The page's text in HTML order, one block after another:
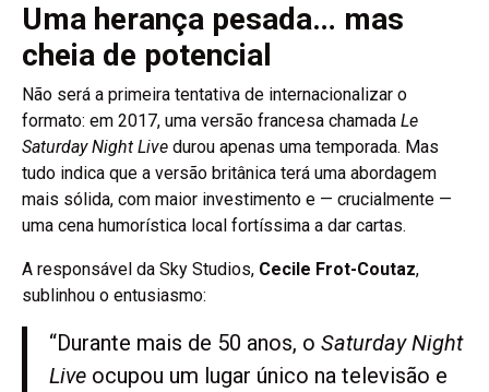
Uma herança pesada… mas
cheia de potencial
Não será a primeira tentativa de internacionalizar o
formato: em 2017, uma versão francesa chamada Le
Saturday Night Live durou apenas uma temporada. Mas
tudo indica que a versão britânica terá uma abordagem
mais sólida, com maior investimento e — crucialmente —
uma cena humorística local fortíssima a dar cartas.
A responsável da Sky Studios, Cecile Frot-Coutaz,
sublinhou o entusiasmo:
“Durante mais de 50 anos, o Saturday Night
Live ocupou um lugar único na televisão e